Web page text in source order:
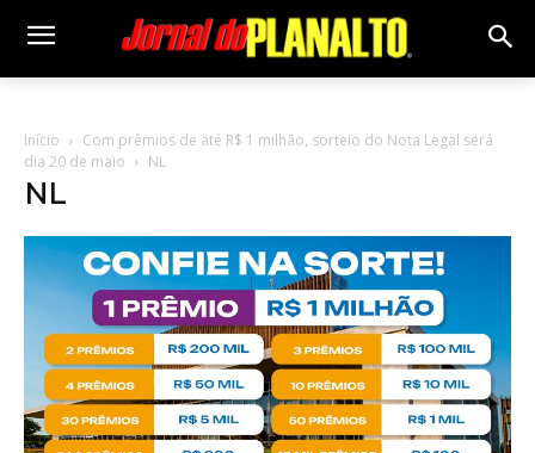
Início
Com prêmios de até R$ 1 milhão, sorteio do Nota Legal será
dia 20 de maio
NL
NL